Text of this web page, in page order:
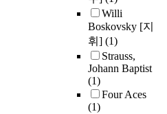
Willi
Boskovsky [지
휘] (1)
Strauss,
Johann Baptist
(1)
Four Aces
(1)